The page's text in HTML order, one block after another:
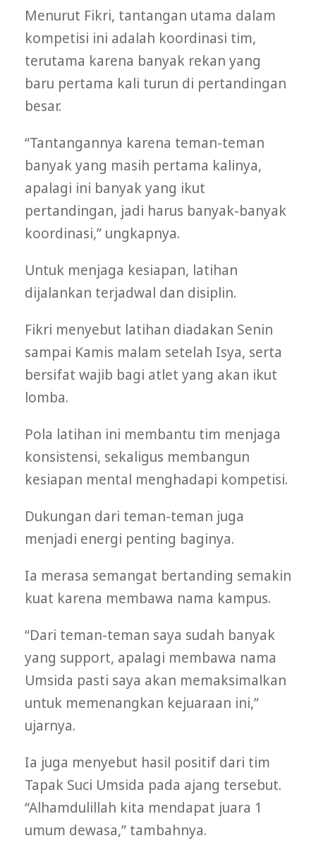
Menurut Fikri, tantangan utama dalam
kompetisi ini adalah koordinasi tim,
terutama karena banyak rekan yang
baru pertama kali turun di pertandingan
besar.
“Tantangannya karena teman-teman
banyak yang masih pertama kalinya,
apalagi ini banyak yang ikut
pertandingan, jadi harus banyak-banyak
koordinasi,” ungkapnya.
Untuk menjaga kesiapan, latihan
dijalankan terjadwal dan disiplin.
Fikri menyebut latihan diadakan Senin
sampai Kamis malam setelah Isya, serta
bersifat wajib bagi atlet yang akan ikut
lomba.
Pola latihan ini membantu tim menjaga
konsistensi, sekaligus membangun
kesiapan mental menghadapi kompetisi.
Dukungan dari teman-teman juga
menjadi energi penting baginya.
Ia merasa semangat bertanding semakin
kuat karena membawa nama kampus.
“Dari teman-teman saya sudah banyak
yang support, apalagi membawa nama
Umsida pasti saya akan memaksimalkan
untuk memenangkan kejuaraan ini,”
ujarnya.
Ia juga menyebut hasil positif dari tim
Tapak Suci Umsida pada ajang tersebut.
“Alhamdulillah kita mendapat juara 1
umum dewasa,” tambahnya.